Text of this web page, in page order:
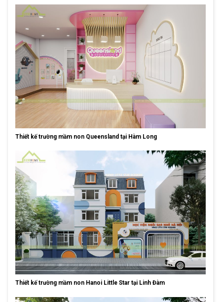
Thiết kế trường mầm non Queensland tại Hàm Long
Thiết kế trường mầm non Hanoi Little Star tại Linh Đàm